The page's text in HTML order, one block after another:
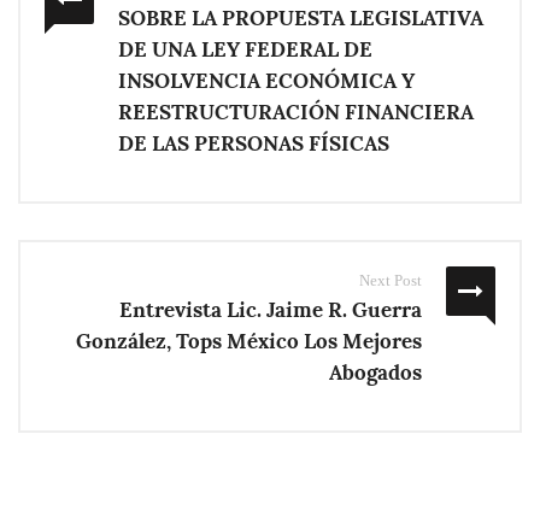
SOBRE LA PROPUESTA LEGISLATIVA
DE UNA LEY FEDERAL DE
INSOLVENCIA ECONÓMICA Y
REESTRUCTURACIÓN FINANCIERA
DE LAS PERSONAS FÍSICAS
Next Post
Entrevista Lic. Jaime R. Guerra
González, Tops México Los Mejores
Abogados